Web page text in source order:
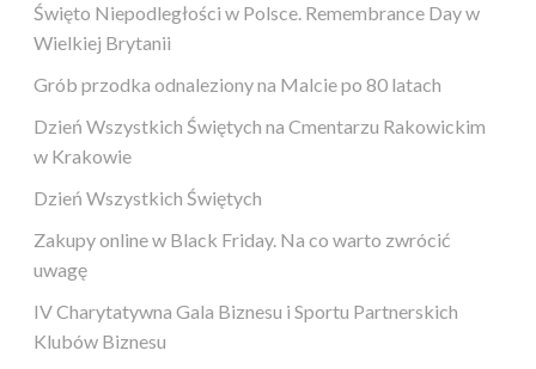
Święto Niepodległości w Polsce. Remembrance Day w
Wielkiej Brytanii
Grób przodka odnaleziony na Malcie po 80 latach
Dzień Wszystkich Świętych na Cmentarzu Rakowickim
w Krakowie
Dzień Wszystkich Świętych
Zakupy online w Black Friday. Na co warto zwrócić
uwagę
IV Charytatywna Gala Biznesu i Sportu Partnerskich
Klubów Biznesu